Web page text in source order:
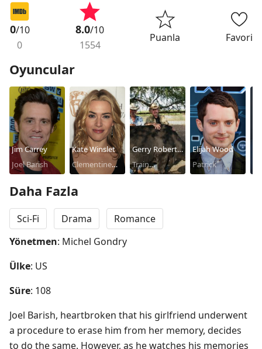
0/10
0
8.0/10
1554
Puanla Favori
Oyuncular
Jim Carrey
Joel Barish
Kate Winslet
Clementine
Gerry Robert
Byrne
Train
Elijah Wood
Patrick
Daha Fazla
Sci-Fi Drama
Romance
Yönetmen: Michel Gondry
Ülke: US
Süre: 108
Joel Barish, heartbroken that his girlfriend underwent
a procedure to erase him from her memory, decides
to do the same. However, as he watches his memories